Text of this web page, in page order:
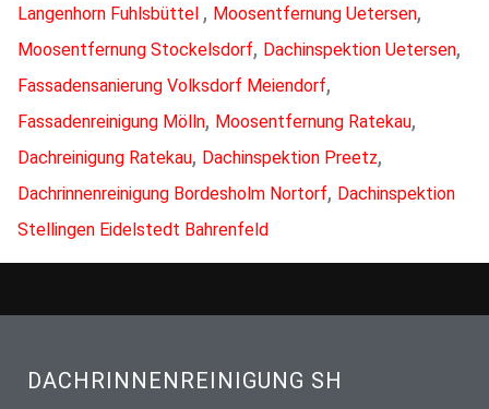
Langenhorn Fuhlsbüttel , Moosentfernung Uetersen,
Moosentfernung Stockelsdorf, Dachinspektion Uetersen,
Fassadensanierung Volksdorf Meiendorf,
Fassadenreinigung Mölln, Moosentfernung Ratekau,
Dachreinigung Ratekau, Dachinspektion Preetz,
Dachrinnenreinigung Bordesholm Nortorf, Dachinspektion
Stellingen Eidelstedt Bahrenfeld
DACHRINNENREINIGUNG SH